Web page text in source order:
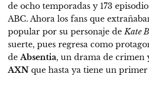
de ocho temporadas y 173
ABC. Ahora los fans que
popular por su personaje deKate
suerte, pues regresa como
deAbsentia, un drama de crimen
AXN que hasta ya tiene un primer